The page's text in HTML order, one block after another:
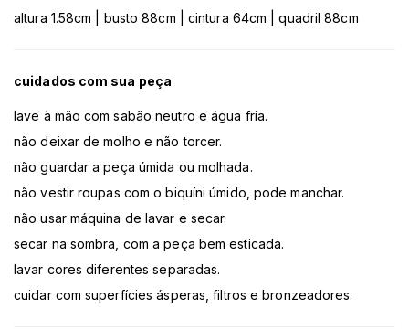
altura 1.58cm | busto 88cm | cintura 64cm | quadril 88cm
cuidados com sua peça
lave à mão com sabão neutro e água fria.
não deixar de molho e não torcer.
não guardar a peça úmida ou molhada.
não vestir roupas com o biquíni úmido, pode manchar.
não usar máquina de lavar e secar.
secar na sombra, com a peça bem esticada.
lavar cores diferentes separadas.
cuidar com superfícies ásperas, filtros e bronzeadores.